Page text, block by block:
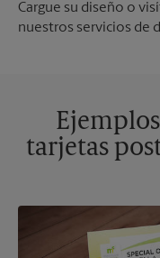
Cargue su diseño o
nuestros servicios de
tarjetas